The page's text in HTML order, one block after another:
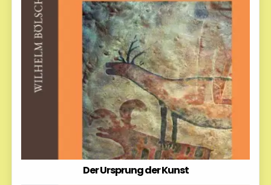
Der Ursprung der Kunst